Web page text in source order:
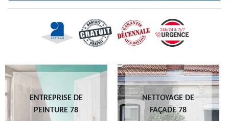
ENTREPRISE DE
PEINTURE 78
NETTOYAGE DE
FAÇADE 78